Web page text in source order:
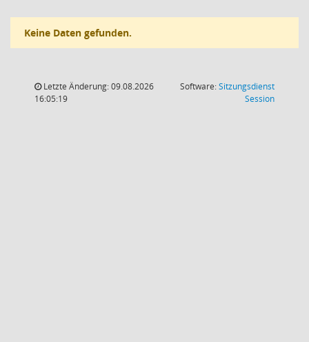
Keine Daten gefunden.
Letzte Änderung: 09.08.2026
16:05:19
Software:Sitzungsdienst
Session(Wird in